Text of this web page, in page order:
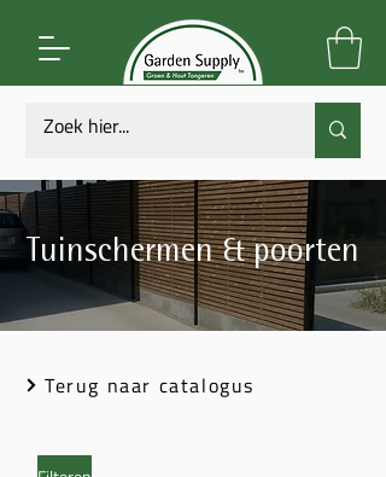
Tuinschermen & poorten
Terug naar catalogus